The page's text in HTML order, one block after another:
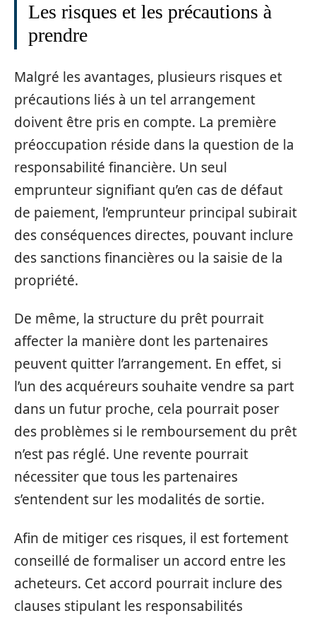
Les risques et les précautions à
prendre
Malgré les avantages, plusieurs risques et
précautions liés à un tel arrangement
doivent être pris en compte. La première
préoccupation réside dans la question de la
responsabilité financière. Un seul
emprunteur signifiant qu’en cas de défaut
de paiement, l’emprunteur principal subirait
des conséquences directes, pouvant inclure
des sanctions financières ou la saisie de la
propriété.
De même, la structure du prêt pourrait
affecter la manière dont les partenaires
peuvent quitter l’arrangement. En effet, si
l’un des acquéreurs souhaite vendre sa part
dans un futur proche, cela pourrait poser
des problèmes si le remboursement du prêt
n’est pas réglé. Une revente pourrait
nécessiter que tous les partenaires
s’entendent sur les modalités de sortie.
Afin de mitiger ces risques, il est fortement
conseillé de formaliser un accord entre les
acheteurs. Cet accord pourrait inclure des
clauses stipulant les responsabilités